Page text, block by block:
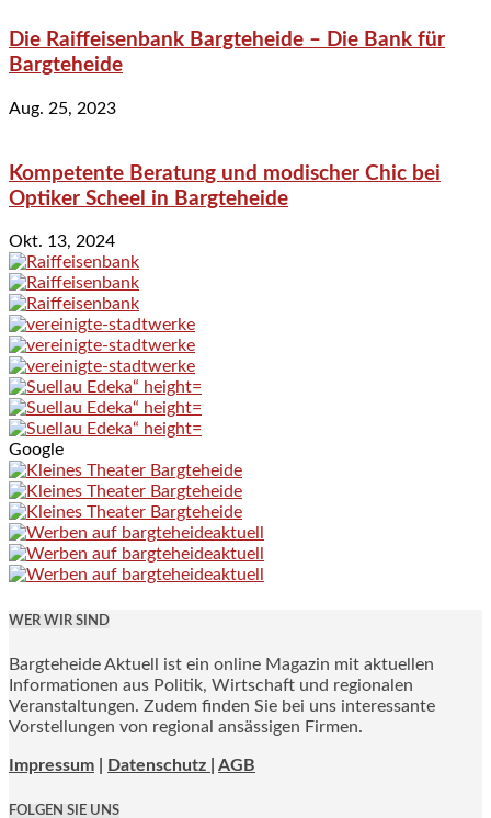
Die Raiffeisenbank Bargteheide – Die Bank für
Bargteheide
Aug. 25, 2023
Kompetente Beratung und modischer Chic bei
Optiker Scheel in Bargteheide
Okt. 13, 2024
Google
WER WIR SIND
Bargteheide Aktuell ist ein online Magazin mit aktuellen
Informationen aus Politik, Wirtschaft und regionalen
Veranstaltungen. Zudem finden Sie bei uns interessante
Vorstellungen von regional ansässigen Firmen.
Impressum Datenschutz | AGB
FOLGEN SIE UNS